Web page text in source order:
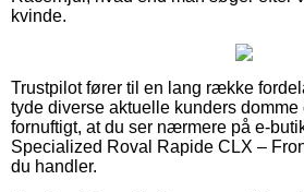
kvinde.
Trustpilot fører til en lang række
tyde diverse aktuelle kunders domme
fornuftigt, at du ser nærmere på e-
Specialized Roval Rapide CLX –
du handler.